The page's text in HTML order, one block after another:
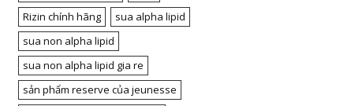
Rizin chính hãng
sua alpha lipid
sua non alpha lipid
sua non alpha lipid gia re
sản phẩm reserve của jeunesse